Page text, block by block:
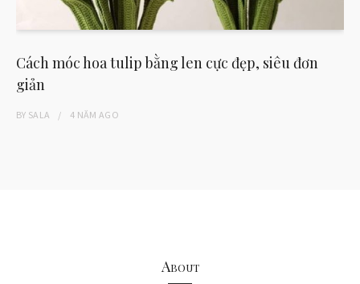
Cách móc hoa tulip bằng len cực đẹp, siêu đơn
giản
BY SALA 4 NĂM AGO
About